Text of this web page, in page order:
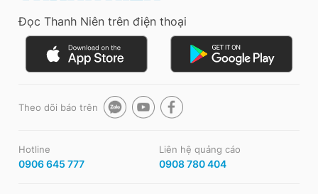
Đọc Thanh Niên trên điện thoại
Theo dõi báo trên
Hotline
0906 645 777
Liên hệ quảng cáo
0908 780 404